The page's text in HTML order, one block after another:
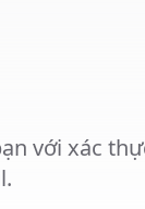
với xác